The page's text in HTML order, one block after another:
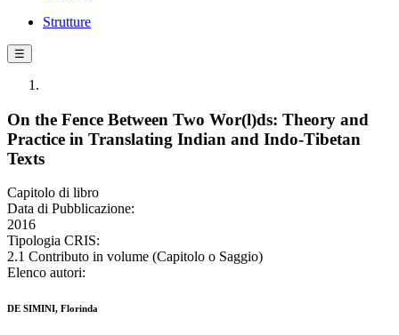
Strutture
☰
On the Fence Between Two Wor(l)ds: Theory and
Practice in Translating Indian and Indo-Tibetan
Texts
Capitolo di libro
Data di Pubblicazione:
2016
Tipologia CRIS:
2.1 Contributo in volume (Capitolo o Saggio)
Elenco autori:
DE SIMINI, Florinda